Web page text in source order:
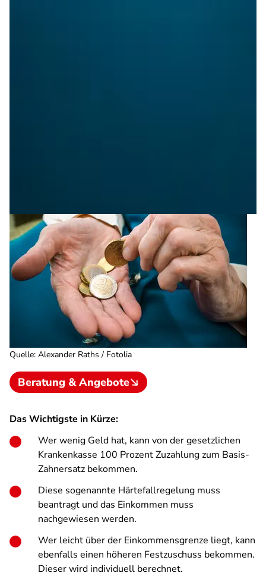
Quelle: Alexander Raths / Fotolia
Beratung & Angebote
Das Wichtigste in Kürze:
Wer wenig Geld hat, kann von der gesetzlichen
Krankenkasse 100 Prozent Zuzahlung zum Basis-
Zahnersatz bekommen.
Diese sogenannte Härtefallregelung muss
beantragt und das Einkommen muss
nachgewiesen werden.
Wer leicht über der Einkommensgrenze liegt, kann
ebenfalls einen höheren Festzuschuss bekommen.
Dieser wird individuell berechnet.